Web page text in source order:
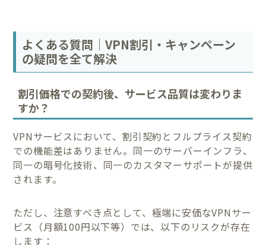
よくある質問｜VPN割引・キャンペーン
の疑問を全て解決
割引価格での契約後、サービス品質は変わりま
すか？
VPNサービスにおいて、割引契約とフルプライス契約
での機能差はありません。同一のサーバーインフラ、
同一の暗号化技術、同一のカスタマーサポートが提供
されます。
ただし、注意すべき点として、極端に安価なVPNサー
ビス（月額100円以下等）では、以下のリスクが存在
します：